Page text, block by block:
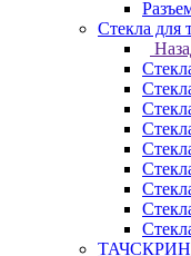
Стекла для